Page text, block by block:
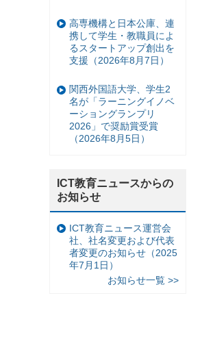
高専機構と日本公庫、連
携して学生・教職員によ
るスタートアップ創出を
支援（2026年8月7日）
関西外国語大学、学生2
名が「ラーニングイノベ
ーショングランプリ
2026」で奨励賞受賞
（2026年8月5日）
ICT教育ニュースからの
お知らせ
ICT教育ニュース運営会
社、社名変更および代表
者変更のお知らせ（2025
年7月1日）
お知らせ一覧 >>